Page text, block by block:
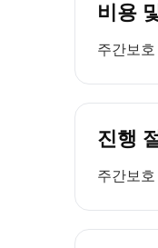
비용
주간보
진행
주간보